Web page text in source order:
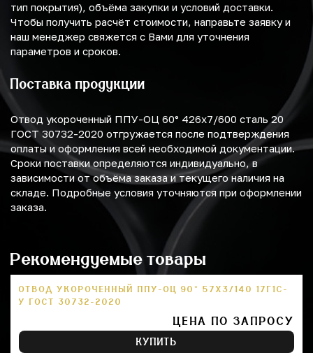
тип покрытия), объёма закупки и условий доставки.
Чтобы получить расчёт стоимости, направьте заявку и
наш менеджер свяжется с Вами для уточнения
параметров и сроков.
Поставка продукции
Отвод укороченный ППУ-ОЦ 60° 426х7/600 сталь 20
ГОСТ 30732-2020 отгружается после подтверждения
оплаты и оформления всей необходимой документации.
Сроки поставки определяются индивидуально, в
зависимости от объёма заказа и текущего наличия на
складе. Подробные условия уточняются при оформлении
заказа.
Рекомендуемые товары
ОТВОД УКОРОЧЕННЫЙ ППУ-ОЦ 90° 57Х3/140 17Г1С-
У ГОСТ 30732-2020
ЦЕНА ПО ЗАПРОСУ
КУПИТЬ